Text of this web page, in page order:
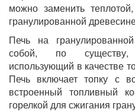
можно заменить
гранулированной
Печь на
собой, по существу,
использующий в качестве
Печь включает топку с
встроенный топливный
горелкой для сжигания